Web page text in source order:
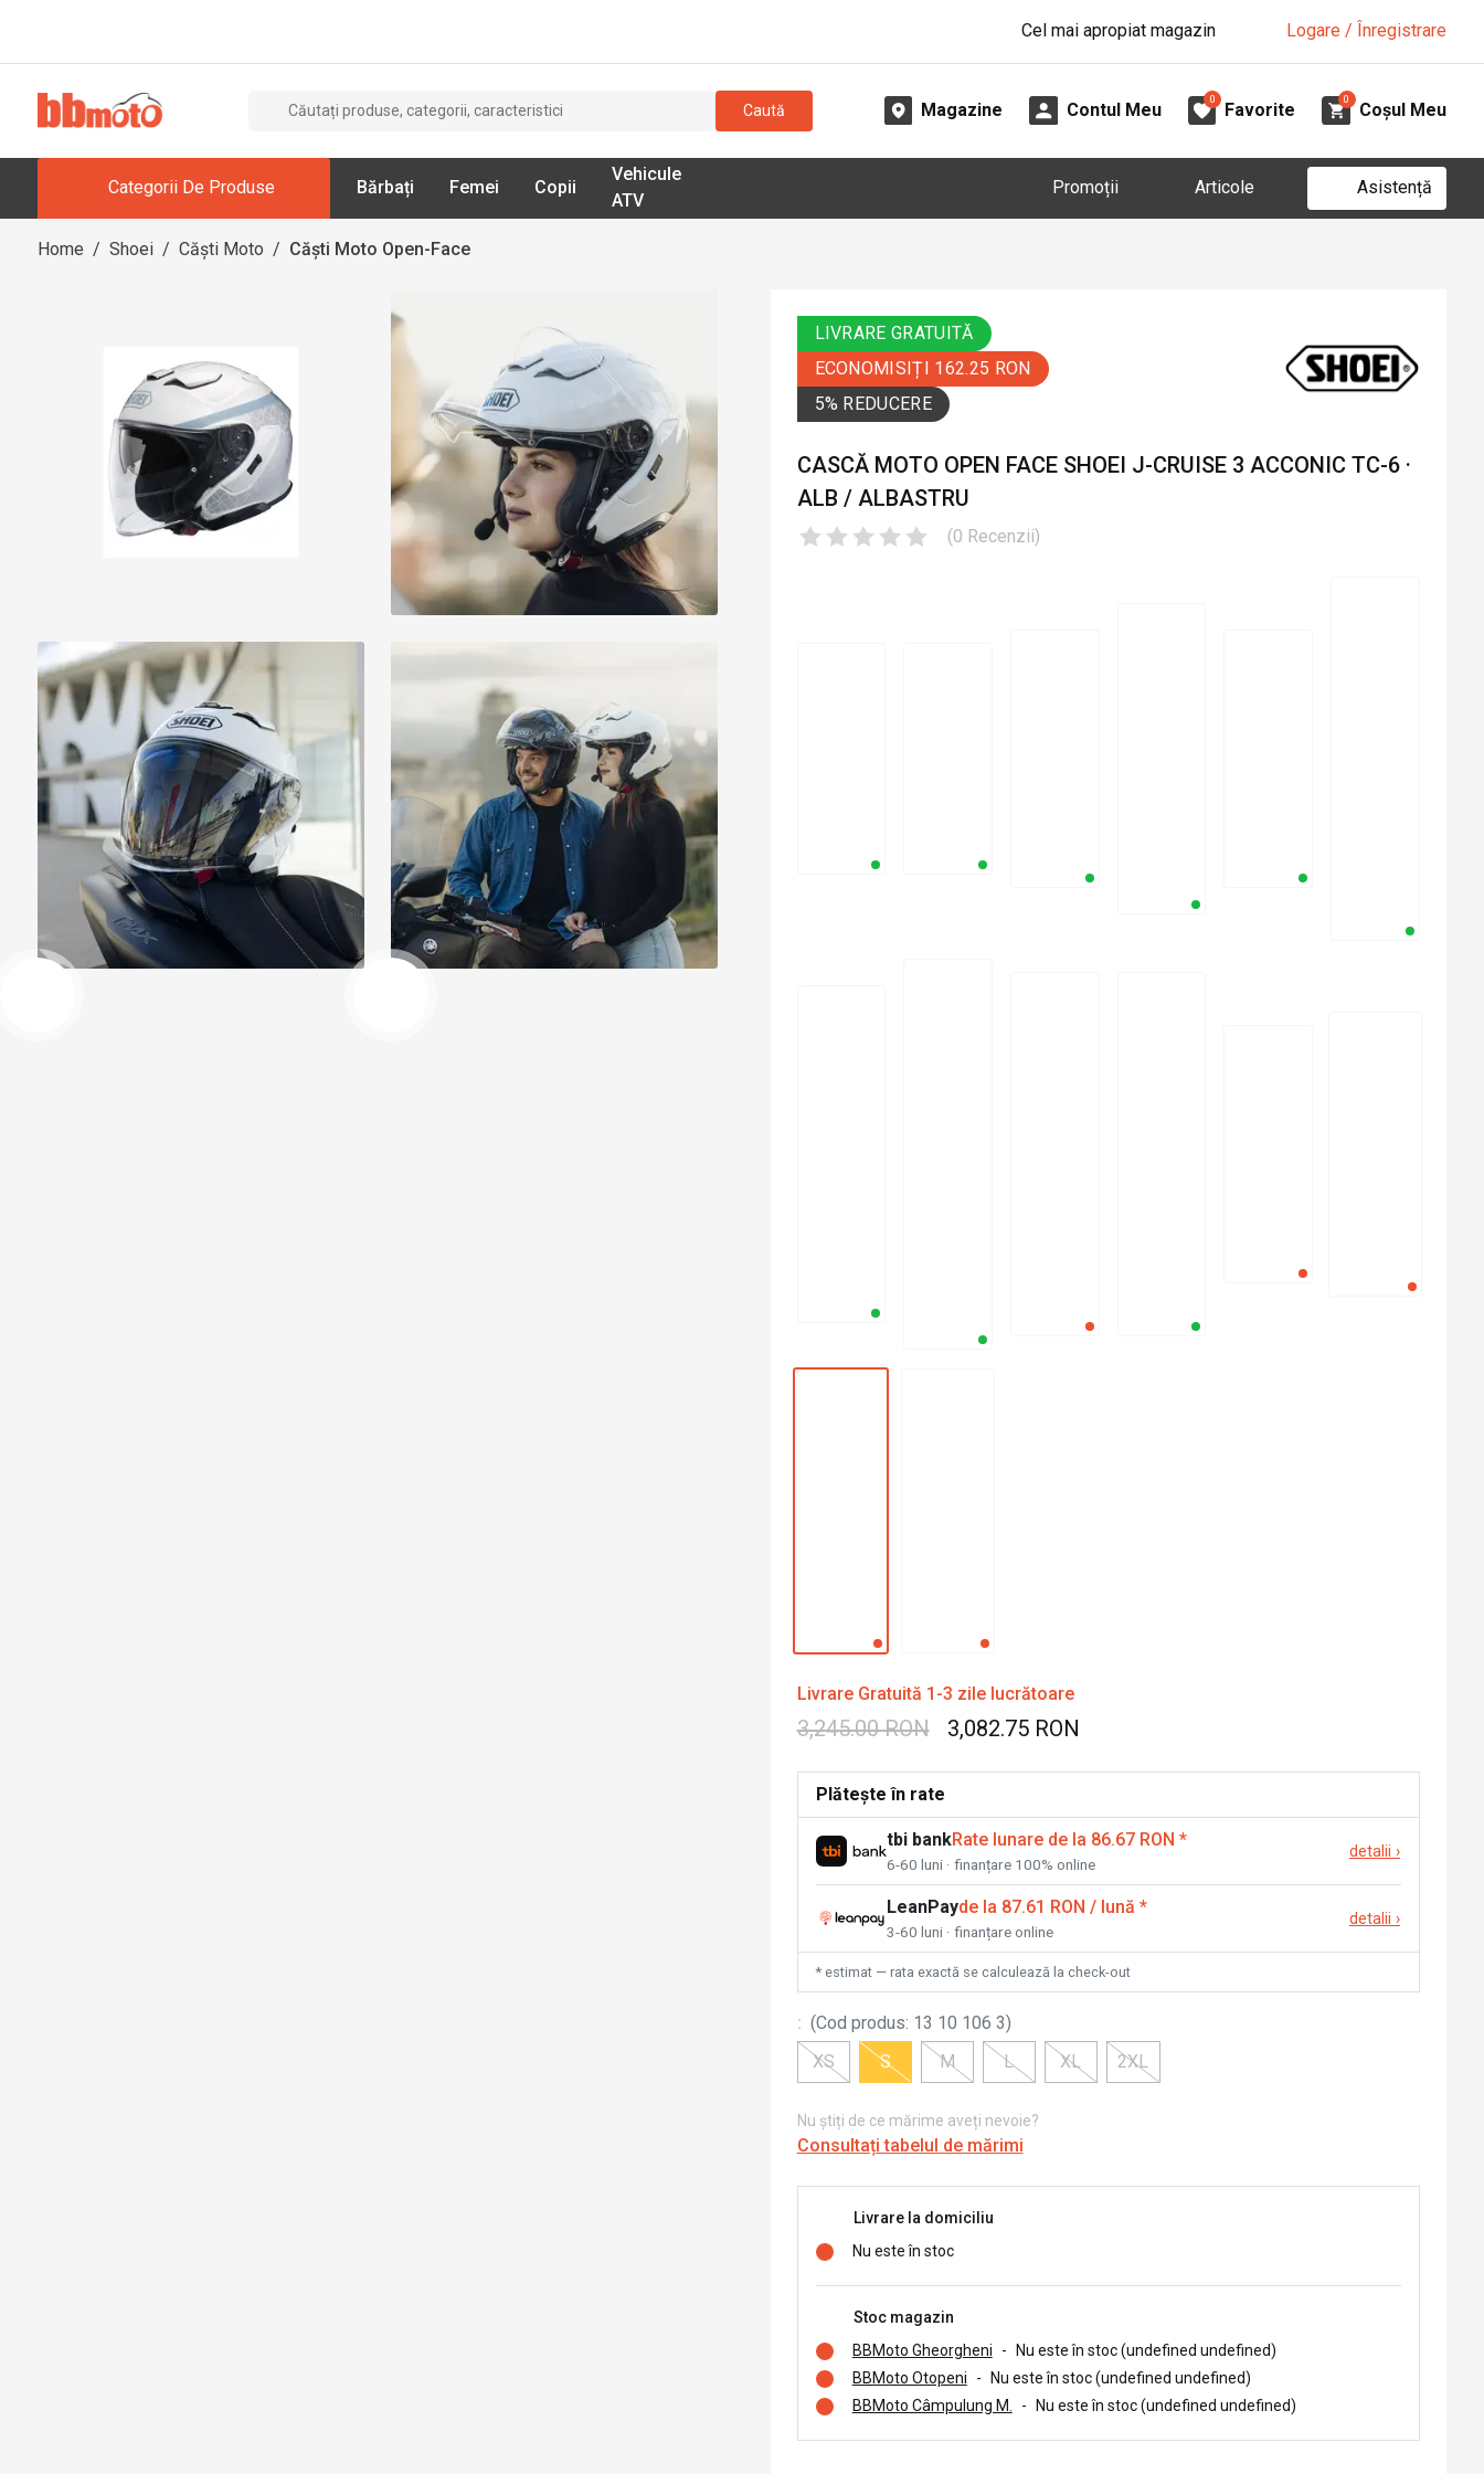
Cel mai apropiat magazin Logare / Înregistrare
Caută Magazine Contul Meu
0
Favorite
0
Coșul Meu
Categorii De Produse Bărbați Femei Copii
Vehicule
ATV
Promoții Articole Asistență
Home / Shoei / Căști Moto / Căști Moto Open-Face
LIVRARE GRATUITĂ
ECONOMISIȚI 162.25 RON
5% REDUCERE
CASCĂ MOTO OPEN FACE SHOEI J-CRUISE 3 ACCONIC TC-6 ·
ALB / ALBASTRU
(0 Recenzii)
Livrare Gratuită 1-3 zile lucrătoare
3,245.00 RON 3,082.75 RON
Plătește în rate
tbi bankRate lunare de la 86.67 RON *
6-60 luni · finanțare 100% online
detalii ›
LeanPayde la 87.61 RON / lună *
3-60 luni · finanțare online
detalii ›
* estimat — rata exactă se calculează la check-out
: (Cod produs: 13 10 106 3)
XS
S M L XL 2XL
Nu știți de ce mărime aveți nevoie?
Consultați tabelul de mărimi
Livrare la domiciliu
Nu este în stoc
Stoc magazin
BBMoto Gheorgheni
-
Nu este în stoc (undefined undefined)
BBMoto Otopeni
-
Nu este în stoc (undefined undefined)
BBMoto Câmpulung M.
- Nu este în stoc (undefined undefined)